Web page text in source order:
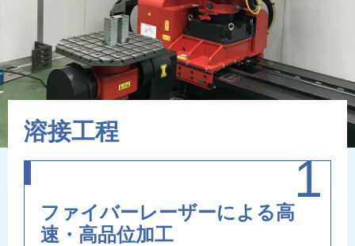
溶接工程
ファイバーレーザーによる高
速・高品位加工